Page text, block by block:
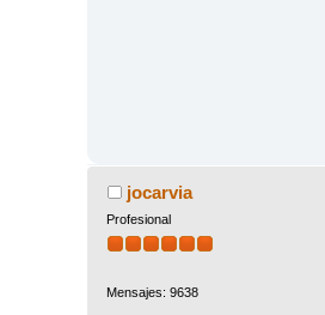
jocarvia
Profesional
Mensajes: 9638